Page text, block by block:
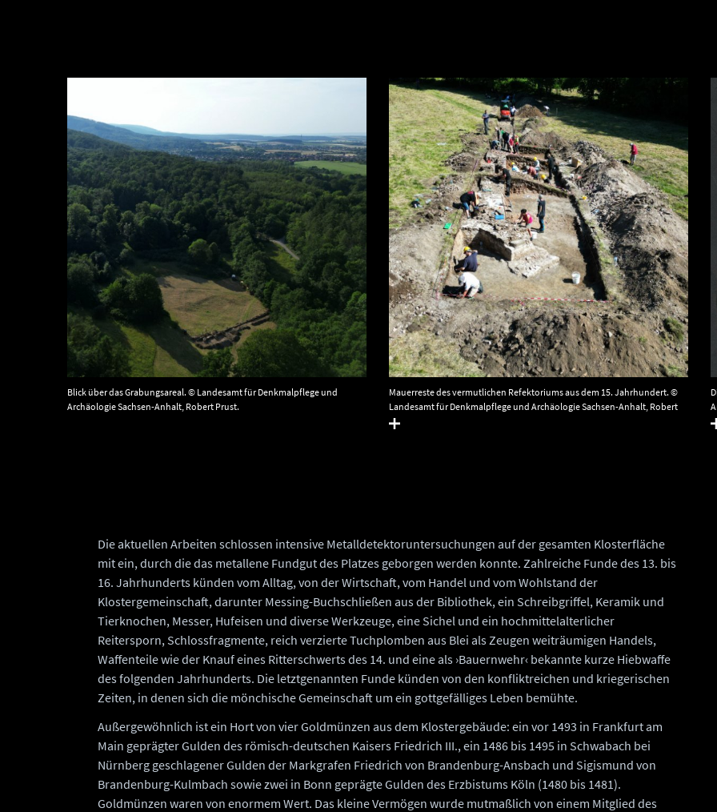
Blick über das Grabungsareal. © Landesamt für Denkmalpflege und
Archäologie Sachsen-Anhalt, Robert Prust.
Mauerreste des vermutlichen Refektoriums aus dem 15. Jahrhundert. ©
Landesamt für Denkmalpflege und Archäologie Sachsen-Anhalt, Robert
Prust.
Die aktuellen Arbeiten schlossen intensive Metalldetektoruntersuchungen auf der gesamten Klosterfläche
mit ein, durch die das metallene Fundgut des Platzes geborgen werden konnte. Zahlreiche Funde des 13. bis
16. Jahrhunderts künden vom Alltag, von der Wirtschaft, vom Handel und vom Wohlstand der
Klostergemeinschaft, darunter Messing-Buchschließen aus der Bibliothek, ein Schreibgriffel, Keramik und
Tierknochen, Messer, Hufeisen und diverse Werkzeuge, eine Sichel und ein hochmittelalterlicher
Reitersporn, Schlossfragmente, reich verzierte Tuchplomben aus Blei als Zeugen weiträumigen Handels,
Waffenteile wie der Knauf eines Ritterschwerts des 14. und eine als ›Bauernwehr‹ bekannte kurze Hiebwaffe
des folgenden Jahrhunderts. Die letztgenannten Funde künden von den konfliktreichen und kriegerischen
Zeiten, in denen sich die mönchische Gemeinschaft um ein gottgefälliges Leben bemühte.
Außergewöhnlich ist ein Hort von vier Goldmünzen aus dem Klostergebäude: ein vor 1493 in Frankfurt am
Main geprägter Gulden des römisch-deutschen Kaisers Friedrich III., ein 1486 bis 1495 in Schwabach bei
Nürnberg geschlagener Gulden der Markgrafen Friedrich von Brandenburg-Ansbach und Sigismund von
Brandenburg-Kulmbach sowie zwei in Bonn geprägte Gulden des Erzbistums Köln (1480 bis 1481).
Goldmünzen waren von enormem Wert. Das kleine Vermögen wurde mutmaßlich von einem Mitglied des